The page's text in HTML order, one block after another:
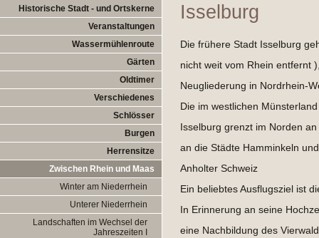
Historische Stadt - und Ortskerne
Veranstaltungen
Wassermühlenroute
Gärten
Oldtimer
Verschiedenes
Schlösser
Burgen
Herrensitze
Zwischen Rhein und Maas
Winter am Niederrhein
Unterer Niederrhein
Landschaften im Wechsel der
Jahreszeiten I
Isselburg
Die frühere Stadt Isselburg
nicht weit vom Rhein entfernt
Neugliederung in Nordrhein-
Die im westlichen
Isselburg grenzt im Norden
an die Städte Hamminkeln
Anholter Schweiz
Ein beliebtes Ausflugsziel ist
In Erinnerung an seine
eine Nachbildung des